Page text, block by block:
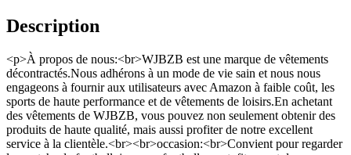
Description
<p>À propos de nous:<br>WJBZB est une marque de vêtements
décontractés.Nous adhérons à un mode de vie sain et nous nous
engageons à fournir aux utilisateurs avec Amazon à faible coût, les
sports de haute performance et de vêtements de loisirs.En achetant
des vêtements de WJBZB, vous pouvez non seulement obtenir des
produits de haute qualité, mais aussi profiter de notre excellent
service à la clientèle.<br><br>occasion:<br>Convient pour regarder